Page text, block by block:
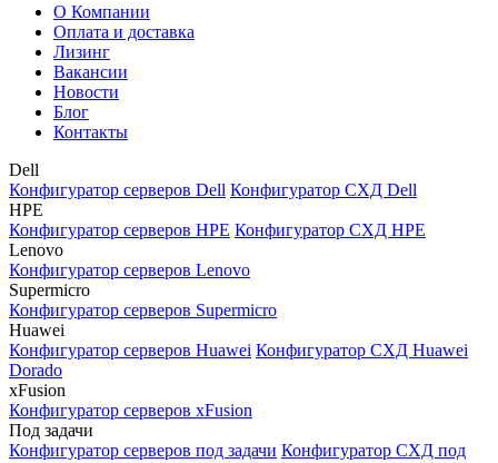
О Компании
Оплата и доставка
Лизинг
Вакансии
Новости
Блог
Контакты
Dell
Конфигуратор серверов Dell Конфигуратор СХД Dell
HPE
Конфигуратор серверов HPE Конфигуратор СХД HPE
Lenovo
Конфигуратор серверов Lenovo
Supermicro
Конфигуратор серверов Supermicro
Huawei
Конфигуратор серверов Huawei Конфигуратор СХД Huawei
Dorado
xFusion
Конфигуратор серверов xFusion
Под задачи
Конфигуратор серверов под задачи Конфигуратор СХД под